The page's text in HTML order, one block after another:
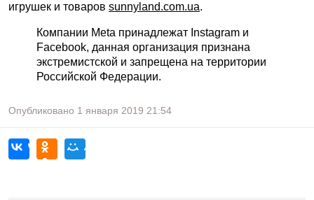
игрушек и товаров sunnyland.com.ua.
Компании Meta принадлежат Instagram и
Facebook, данная организация признана
экстремистской и запрещена на территории
Российской Федерации.
Опубликовано 1 января 2019 21:54